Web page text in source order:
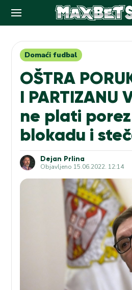
contentDomaći fudbal
OŠTRA
I PARTIZANU
ne plati
blokadu i
Dejan Prlina
Objavljeno 15.06.2022. 12:14